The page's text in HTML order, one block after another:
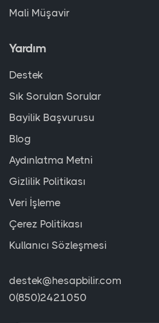
Mali Müşavir
Yardım
Destek
Sık Sorulan Sorular
Bayilik Başvurusu
Blog
Aydınlatma Metni
Gizlilik Politikası
Veri İşleme
Çerez Politikası
Kullanıcı Sözleşmesi
destek@hesapbilir.com
0(850)2421050